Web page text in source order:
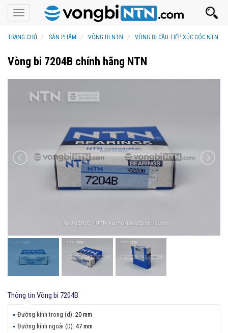
Toggle
navigation
TRANG CHỦ SẢN PHẨM VÒNG BI NTN VÒNG BI CẦU TIẾP XÚC GÓC NTN
Vòng bi 7204B chính hãng NTN
Thông tin Vòng bi 7204B
Đường kính trong (d): 20 mm
Đường kính ngoài (D): 47 mm